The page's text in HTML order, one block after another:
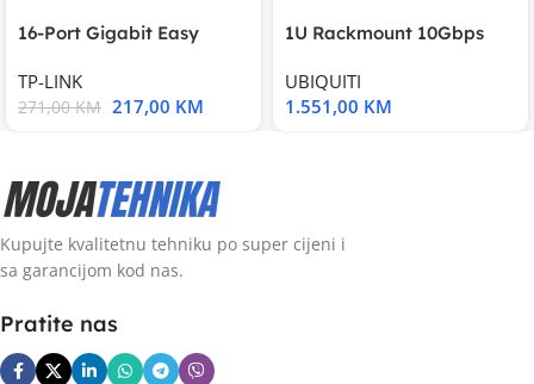
16-Port Gigabit Easy
TP-LINK
271,00KM 217,00 KM
1U Rackmount 10Gbps
UBIQUITI
1.551,00 KM
Kupujte kvalitetnu tehniku po super cijeni i
sa garancijom kod nas.
Pratite nas